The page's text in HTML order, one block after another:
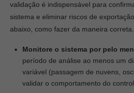
validação é indispensável para
sistema e eliminar riscos de
abaixo, como fazer da maneira correta.
Monitore o sistema por pelo
período de análise ao menos um
variável (passagem de nuvens,
validar o comportamento do